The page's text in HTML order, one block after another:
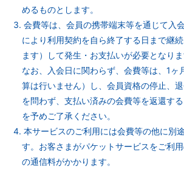
めるものとします。
3. 会費等は、会員の携帯端末等を通じて入
により利用契約を自ら終了する日まで継
ます）して発生・お支払いが必要となりま
なお、入会日に関わらず、会費等は、1ヶ
算は行いません）し、会員資格の停止、
を問わず、支払い済みの会費等を返還す
を予めご了承ください。
4. 本サービスのご利用には会費等の他に別
す。お客さまがパケットサービスをご利
の通信料がかかります。